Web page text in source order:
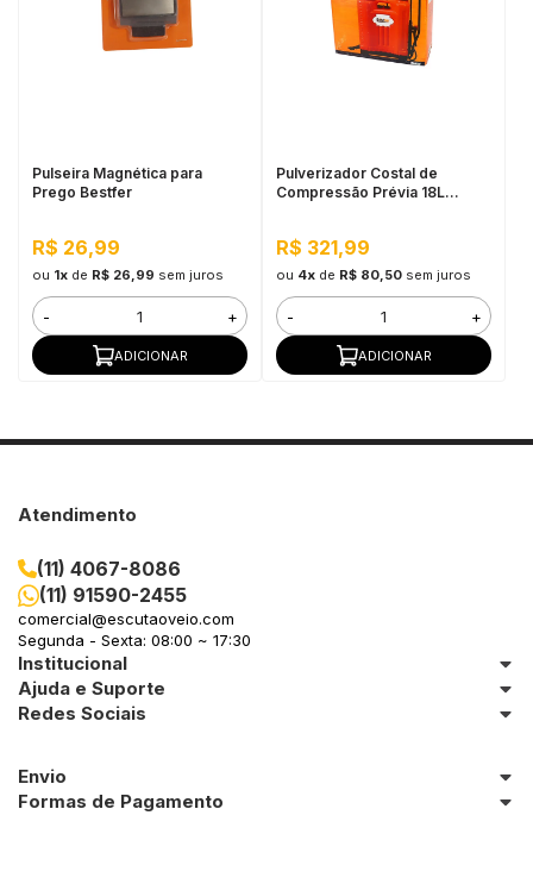
Pulseira Magnética para
Prego Bestfer
R$ 26,99
ou 1xde R$ 26,99 sem juros
- +
ADICIONAR
Pulverizador Costal de
Compressão Prévia 18L
R$ 321,99
ou 4xde R$ 80,50 sem juros
- +
ADICIONAR
Atendimento
(11) 4067-8086
(11) 91590-2455
comercial@escutaoveio.com
Segunda - Sexta: 08:00 ~ 17:30
Institucional
Ajuda e Suporte
Redes Sociais
Envio
Formas de Pagamento